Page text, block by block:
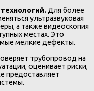
Для более
ультразвуковая
а также видеоскопия
местах. Это
мелкие дефекты.
трубопровод на
оценивает риски,
предоставляет